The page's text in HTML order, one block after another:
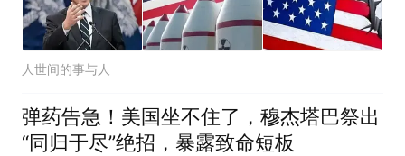
人世间的事与人
弹药告急！美国坐不住了，穆杰塔巴祭出
“同归于尽”绝招，暴露致命短板